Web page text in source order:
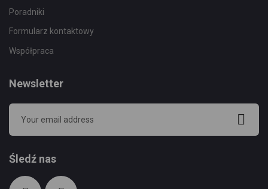
Poradniki
Formularz kontaktowy
Współpraca
Newsletter
Śledź nas